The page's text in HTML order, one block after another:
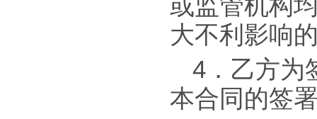
或监管机构
大不利影响
4．乙方为
本合同的签